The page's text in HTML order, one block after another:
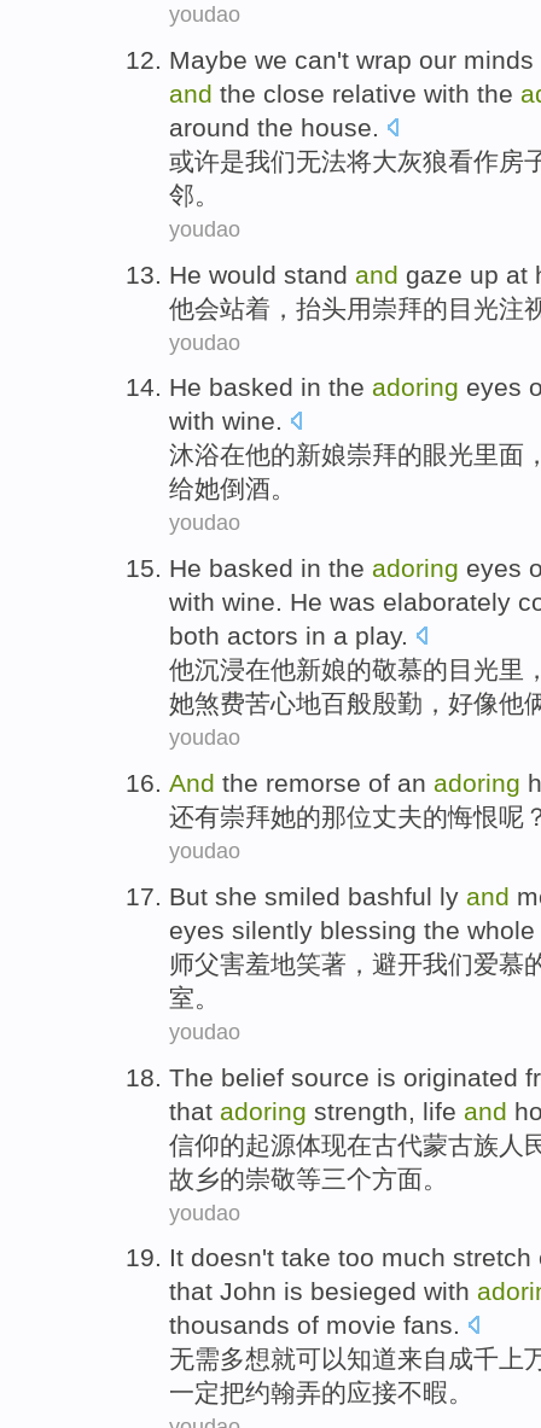
youdao
Maybe we can't wrap our minds
and the close relative with the
around the house.
或许是我们无法将大灰狼看作房
邻。
youdao
He would stand and gaze up at
他会站着 ， 抬头用崇拜的目光注
youdao
He basked in the adoring eyes
with wine.
沐浴在他的新娘崇拜的眼光里面
给她倒酒。
youdao
He basked in the adoring eyes
with wine. He was elaborately
both actors in a play.
他沉浸在他新娘的敬慕的目光里
她煞费苦心地百般殷勤 ， 好像他
youdao
And the remorse of an adoring
还有崇拜她的那位丈夫的悔恨呢
youdao
But she smiled bashful ly and
eyes silently blessing the whole
师父害羞地笑著 ， 避开我们爱慕
室。
youdao
The belief source is originated
that adoring strength life and
信仰的起源体现在古代蒙古族 人
故乡的崇敬等三个方面。
youdao
It doesn't take too much stretch
that John is besieged with
thousands of movie fans.
无需多想就可以知道来自成千上
一定把约翰弄的应接不暇。